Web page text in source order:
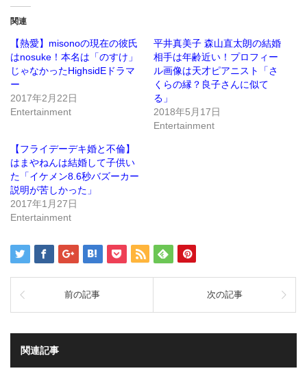
(新
し
い
ウ
ィ
ウ
で
開
ッ
ク
し
て
く
い
(新
し
ン
ド
ウ
で
開
き
ま
す)
関連
【熱愛】misonoの現在の彼氏
はnosuke！本名は「のすけ」
じゃなかったHighsidEドラマ
ー
2017年2月22日
Entertainment
平井真美子 森山直太朗の結婚
相手は年齢近い！プロフィー
ル画像は天才ピアニスト「さ
くらの縁？良子さんに似て
る」
2018年5月17日
Entertainment
【フライデーデキ婚と不倫】
はまやねんは結婚して子供い
た「イケメン8.6秒バズーカー
説明が苦しかった」
2017年1月27日
Entertainment
前の記事 次の記事
関連記事